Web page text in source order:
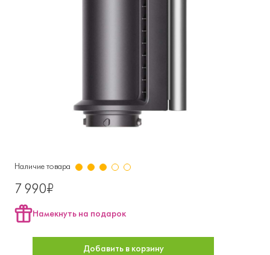
Наличие товара
7 990₽
Намекнуть на подарок
Добавить в корзину